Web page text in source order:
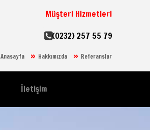
Müşteri Hizmetleri
(0232) 257 55 79
Anasayfa Hakkımızda Referanslar
İletişim